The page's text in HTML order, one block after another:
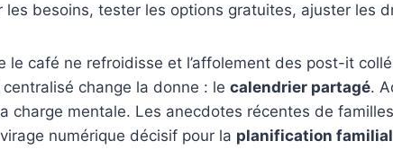
besoins, tester les options gratuites, ajuster les
le café ne refroidisse et l’affolement des post-it
change la donne : le calendrier partagé.
charge mentale. Les anecdotes récentes de
numérique décisif pour la planification